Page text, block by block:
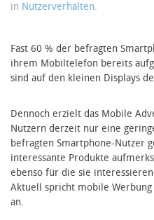
in Nutzerverhalten.
Fast 60 % der befragten
ihrem Mobiltelefon bereits
sind auf den kleinen Displays
Dennoch erzielt das Mobile
Nutzern derzeit nur eine
befragten Smartphone-Nutzer
interessante Produkte
ebenso für die sie
Aktuell spricht mobile
an.